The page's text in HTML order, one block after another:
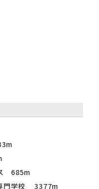
685m
門学校 3377m